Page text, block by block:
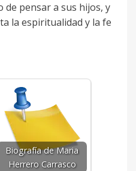
de pensar a sus hijos, y
la espiritualidad y la fe
Biografía de Maria
Herrero Carrasco